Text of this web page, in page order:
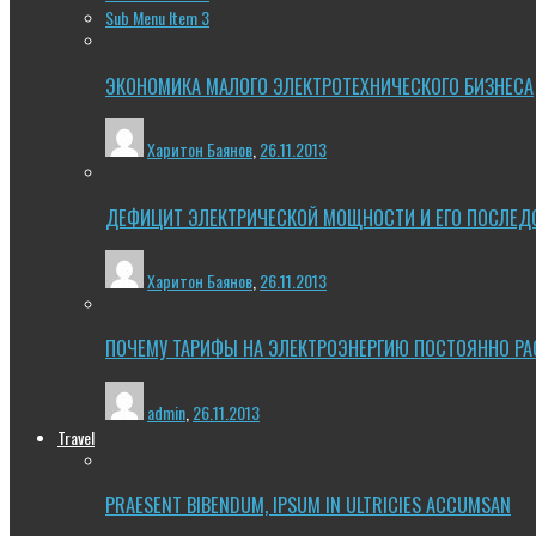
Sub Menu Item 3
ЭКОНОМИКА МАЛОГО ЭЛЕКТРОТЕХНИЧЕСКОГО БИЗНЕСА
Харитон Баянов 26.11.2013
ДЕФИЦИТ ЭЛЕКТРИЧЕСКОЙ МОЩНОСТИ И ЕГО
Харитон Баянов 26.11.2013
ПОЧЕМУ ТАРИФЫ НА ЭЛЕКТРОЭНЕРГИЮ ПОСТОЯННО
admin 26.11.2013
Travel
PRAESENT BIBENDUM, IPSUM IN ULTRICIES ACCUMSAN